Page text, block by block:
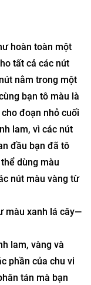
nghỉ trượt tuyết
hoàn toàn một
tất cả các nút
nằm trong một
bạn tô màu là
đoạn nhỏ cuối
đầu bạn đã tô
dùng màu
màu xanh lá cây—